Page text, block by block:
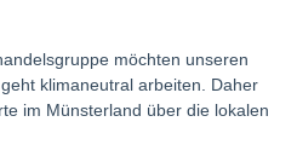
möchten unseren
klimaneutral arbeiten. Daher
im Münsterland über die lokalen